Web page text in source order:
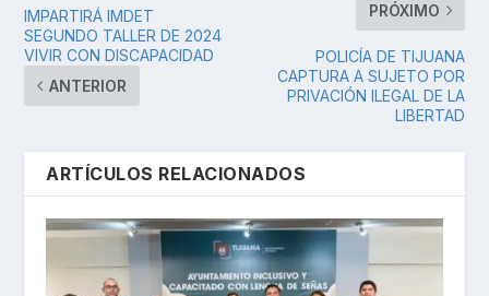
IMPARTIRÁ IMDET
SEGUNDO TALLER DE 2024
VIVIR CON DISCAPACIDAD
ANTERIOR
PRÓXIMO
POLICÍA DE TIJUANA
CAPTURA A SUJETO POR
PRIVACIÓN ILEGAL DE LA
LIBERTAD
ARTÍCULOS RELACIONADOS